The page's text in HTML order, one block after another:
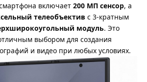
включает 200 МП сенсор, а
телеобъектив с 3-кратным
модуль. Это
выбором для создания
и видео при любых условиях.